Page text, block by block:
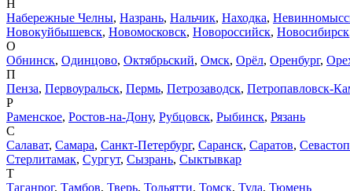
Н
Набережные Челны, Назрань, Нальчик, Находка,
Новокуйбышевск, Новомосковск, Новороссийск, Новосибирск
О
Обнинск, Одинцово, Октябрьский, Омск, Орёл, Оренбург,
П
Пенза, Первоуральск, Пермь, Петрозаводск, Петропавловск-
Р
Раменское, Ростов-на-Дону, Рубцовск, Рыбинск, Рязань
С
Салават, Самара, Санкт-Петербург, Саранск, Саратов,
Стерлитамак, Сургут, Сызрань, Сыктывкар
Т
Таганрог, Тамбов, Тверь, Тольятти, Томск, Тула, Тюмень